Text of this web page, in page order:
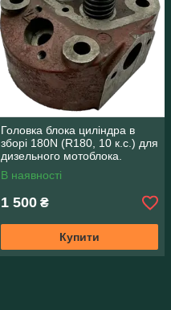
Головка блока циліндра в
зборі 180N (R180, 10 к.с.) для
дизельного мотоблока.
В наявності
1 500 ₴
Купити